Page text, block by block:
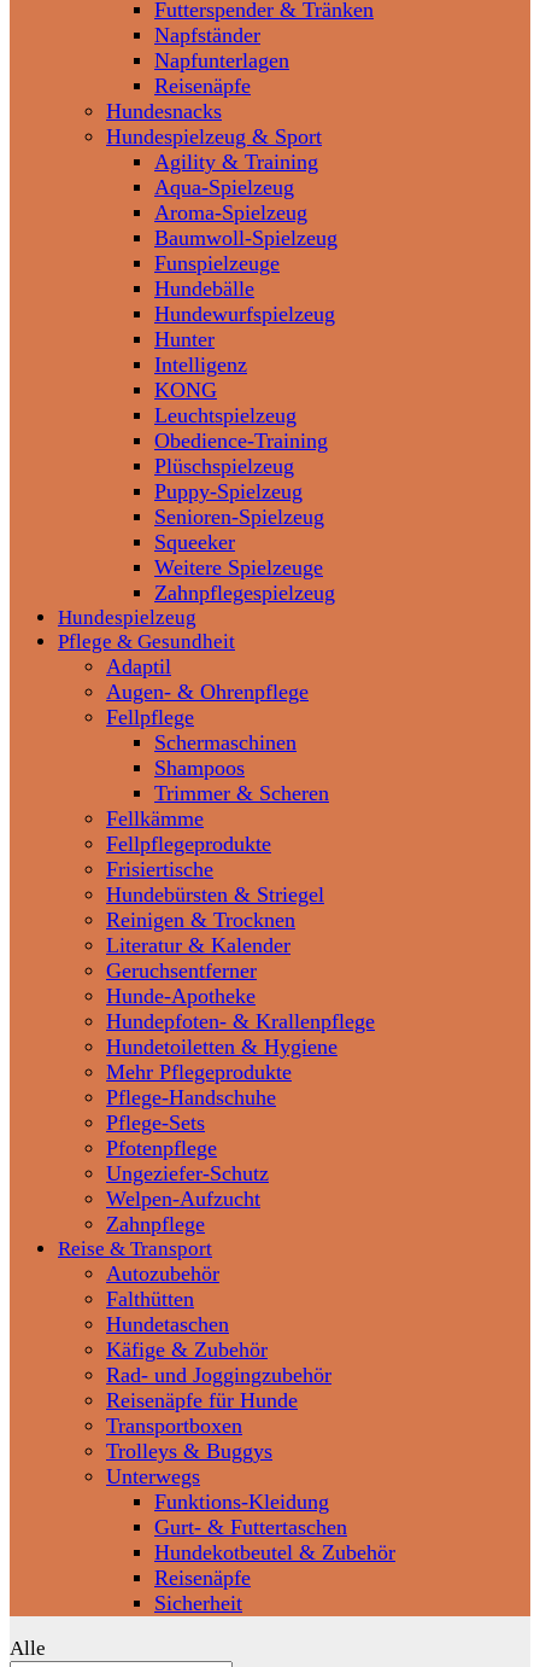
Futterspender & Tränken
Napfständer
Napfunterlagen
Reisenäpfe
Hundesnacks
Hundespielzeug & Sport
Agility & Training
Aqua-Spielzeug
Aroma-Spielzeug
Baumwoll-Spielzeug
Funspielzeuge
Hundebälle
Hundewurfspielzeug
Hunter
Intelligenz
KONG
Leuchtspielzeug
Obedience-Training
Plüschspielzeug
Puppy-Spielzeug
Senioren-Spielzeug
Squeeker
Weitere Spielzeuge
Zahnpflegespielzeug
Hundespielzeug
Pflege & Gesundheit
Adaptil
Augen- & Ohrenpflege
Fellpflege
Schermaschinen
Shampoos
Trimmer & Scheren
Fellkämme
Fellpflegeprodukte
Frisiertische
Hundebürsten & Striegel
Reinigen & Trocknen
Literatur & Kalender
Geruchsentferner
Hunde-Apotheke
Hundepfoten- & Krallenpflege
Hundetoiletten & Hygiene
Mehr Pflegeprodukte
Pflege-Handschuhe
Pflege-Sets
Pfotenpflege
Ungeziefer-Schutz
Welpen-Aufzucht
Zahnpflege
Reise & Transport
Autozubehör
Falthütten
Hundetaschen
Käfige & Zubehör
Rad- und Joggingzubehör
Reisenäpfe für Hunde
Transportboxen
Trolleys & Buggys
Unterwegs
Funktions-Kleidung
Gurt- & Futtertaschen
Hundekotbeutel & Zubehör
Reisenäpfe
Sicherheit
Alle